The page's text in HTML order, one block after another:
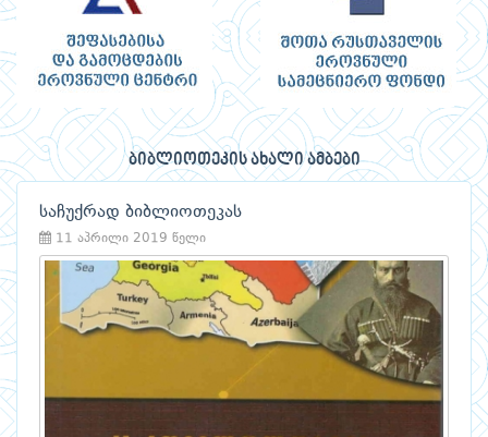
ბიბლიოთეკის ახალი ამბები
საჩუქრად ბიბლიოთეკას
11 აპრილი 2019 წელი